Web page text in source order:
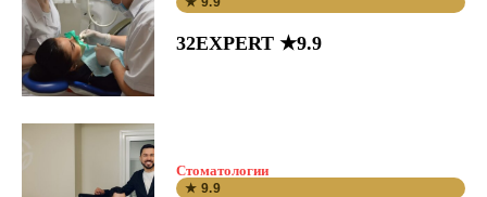
32EXPERT ★9.9
Стоматологии
★ 9.9